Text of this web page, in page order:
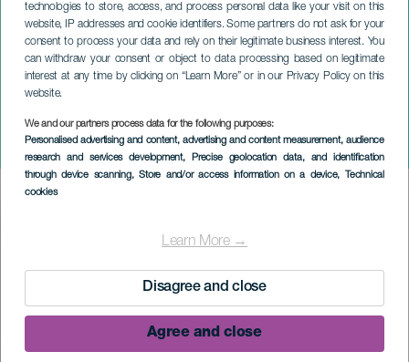
technologies to store, access, and process personal data like your visit on this
website, IP addresses and cookie identifiers. Some partners do not ask for your
consent to process your data and rely on their legitimate business interest. You
can withdraw your consent or object to data processing based on legitimate
interest at any time by clicking on “Learn More” or in our Privacy Policy on this
website.
We and our partners process data for the following purposes:
Personalised advertising and content, advertising and content measurement, audience
research and services development, Precise geolocation data, and identification
through device scanning, Store and/or access information on a device, Technical
cookies
Learn More →
Disagree and close
Agree and close
Feestelijkheden in San
José
LA PALMA
Imagen